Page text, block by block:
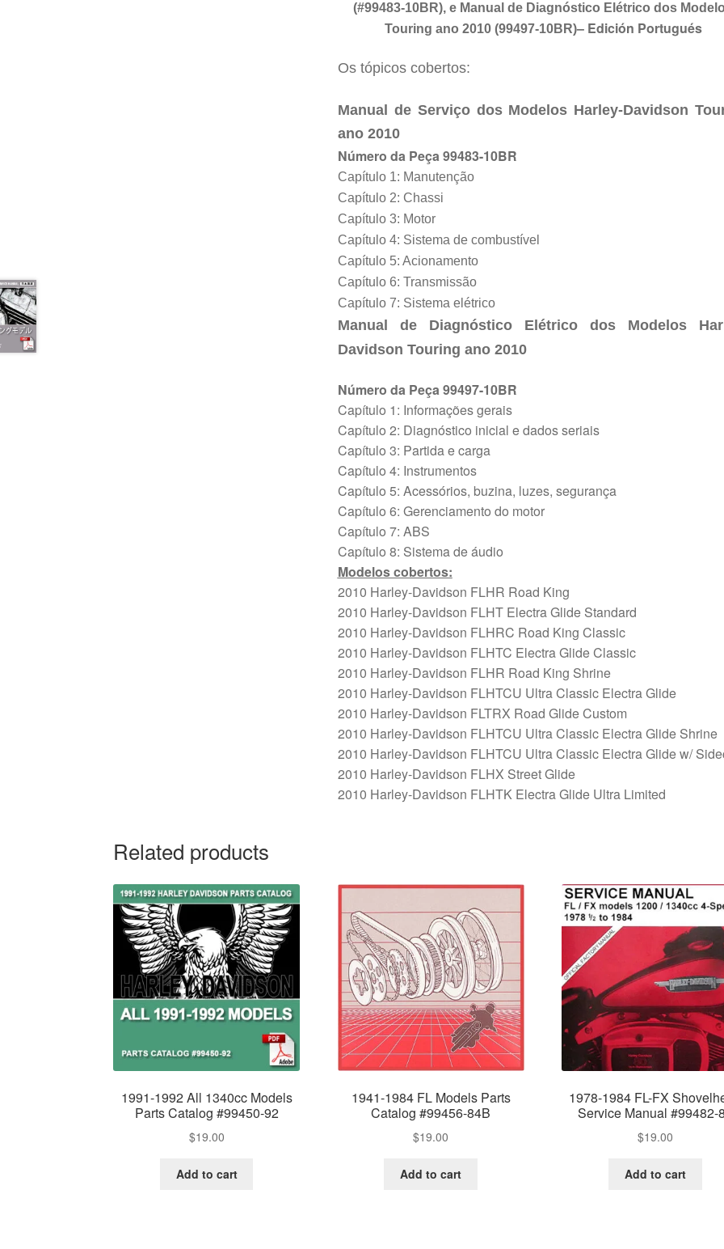
(#99483-10BR), e Manual de Diagnóstico Elétrico dos
Touring ano 2010 (99497-10BR)– Edición Portugués
Os tópicos cobertos:
Manual de Serviço dos Modelos Harley-Davidson
ano 2010
Número da Peça 99483-10BR
Capítulo 1: Manutenção
Capítulo 2: Chassi
Capítulo 3: Motor
Capítulo 4: Sistema de combustível
Capítulo 5: Acionamento
Capítulo 6: Transmissão
Capítulo 7: Sistema elétrico
Manual de Diagnóstico Elétrico dos Modelos
Davidson Touring ano 2010
Número da Peça 99497-10BR
Capítulo 1: Informações gerais
Capítulo 2: Diagnóstico inicial e dados seriais
Capítulo 3: Partida e carga
Capítulo 4: Instrumentos
Capítulo 5: Acessórios, buzina, luzes, segurança
Capítulo 6: Gerenciamento do motor
Capítulo 7: ABS
Capítulo 8: Sistema de áudio
Modelos cobertos:
2010 Harley-Davidson FLHR Road King
2010 Harley-Davidson FLHT Electra Glide Standard
2010 Harley-Davidson FLHRC Road King Classic
2010 Harley-Davidson FLHTC Electra Glide Classic
2010 Harley-Davidson FLHR Road King Shrine
2010 Harley-Davidson FLHTCU Ultra Classic Electra Glide
2010 Harley-Davidson FLTRX Road Glide Custom
2010 Harley-Davidson FLHTCU Ultra Classic Electra Glide Shrine
2010 Harley-Davidson FLHTCU Ultra Classic Electra Glide w/
2010 Harley-Davidson FLHX Street Glide
2010 Harley-Davidson FLHTK Electra Glide Ultra Limited
Related products
1991-1992 All 1340cc Models
Parts Catalog #99450-92
$19.00
Add to cart
1941-1984 FL Models Parts
Catalog #99456-84B
$19.00
Add to cart
1978-1984 FL-FX
Service Manual #99482-
$19.00
Add to cart